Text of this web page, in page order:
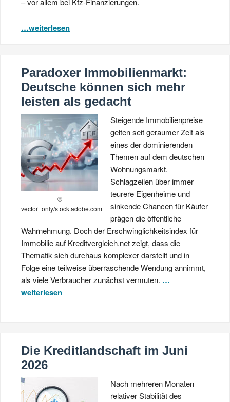
…weiterlesen
Paradoxer Immobilienmarkt:
Deutsche können sich mehr
leisten als gedacht
©
vector_only/stock.adobe.com
Steigende Immobilienpreise
gelten seit geraumer Zeit als
eines der dominierenden
Themen auf dem deutschen
Wohnungsmarkt.
Schlagzeilen über immer
teurere Eigenheime und
sinkende Chancen für Käufer
prägen die öffentliche
Wahrnehmung. Doch der Erschwinglichkeitsindex für
Immobilie auf Kreditvergleich.net zeigt, dass die
Thematik sich durchaus komplexer darstellt und in
Folge eine teilweise überraschende Wendung annimmt,
als viele Verbraucher zunächst vermuten. …
weiterlesen
Die Kreditlandschaft im Juni
2026
Nach mehreren Monaten
relativer Stabilität des